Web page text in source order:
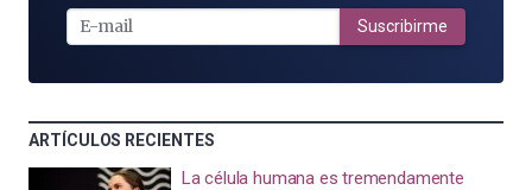
MAIL
Suscribirme
ARTÍCULOS RECIENTES
La célula humana es tremendamente